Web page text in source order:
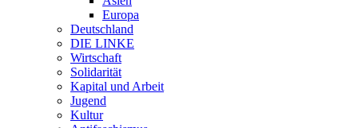
Europa
Deutschland
DIE LINKE
Wirtschaft
Solidarität
Kapital und Arbeit
Jugend
Kultur